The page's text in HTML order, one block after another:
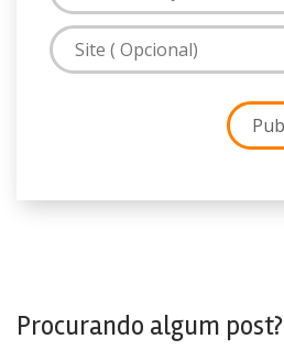
Procurando algum post?